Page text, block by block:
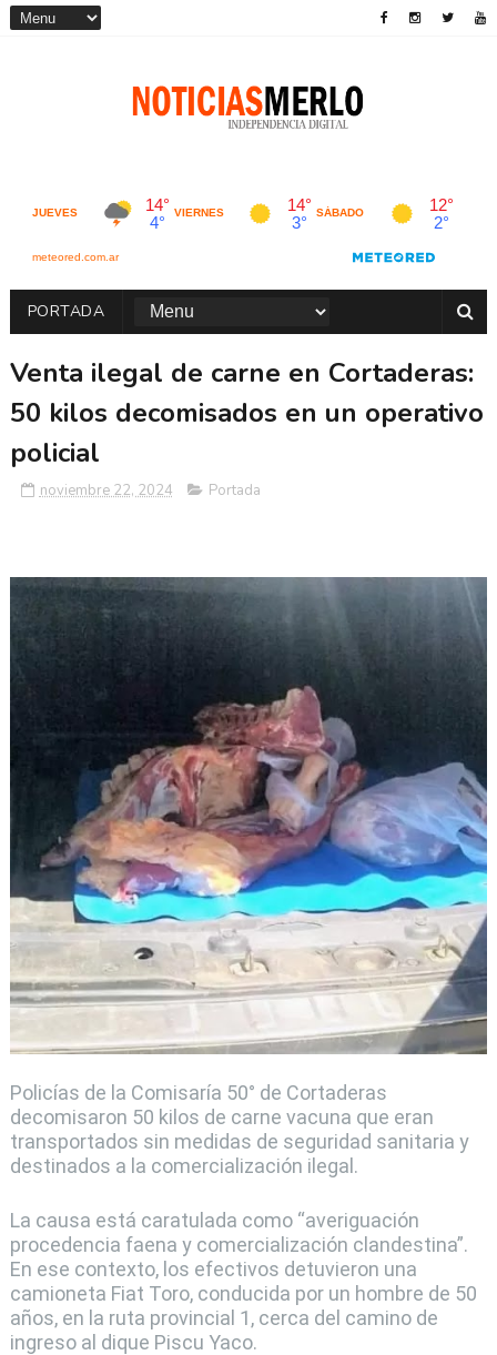
PORTADA
Venta ilegal de carne en Cortaderas:
50 kilos decomisados en un operativo
policial
noviembre 22, 2024 Portada
Policías de la Comisaría 50° de Cortaderas
decomisaron 50 kilos de carne vacuna que eran
transportados sin medidas de seguridad sanitaria y
destinados a la comercialización ilegal.
La causa está caratulada como “averiguación
procedencia faena y comercialización clandestina”.
En ese contexto, los efectivos detuvieron una
camioneta Fiat Toro, conducida por un hombre de 50
años, en la ruta provincial 1, cerca del camino de
ingreso al dique Piscu Yaco.